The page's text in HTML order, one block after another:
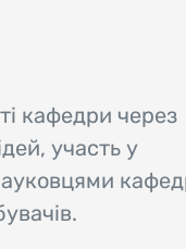
кафедри через
участь у